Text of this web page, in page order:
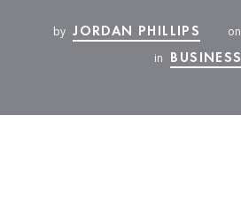
by JORDAN PHILLIPS on
in BUSINESS